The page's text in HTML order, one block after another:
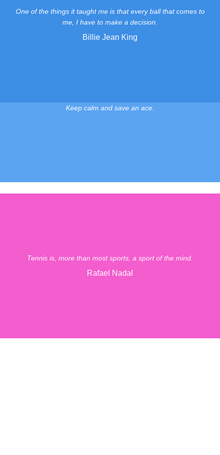
One of the things it taught me is that every ball that comes to
me, I have to make a decision.
Billie Jean King
Keep calm and save an ace.
Tennis is, more than most sports, a sport of the mind.
Rafael Nadal